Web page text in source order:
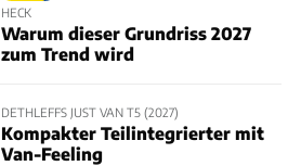
HECK
Warum dieser Grundriss 2027
zum Trend wird
DETHLEFFS JUST VAN T5 (2027)
Kompakter Teilintegrierter mit
Van-Feeling